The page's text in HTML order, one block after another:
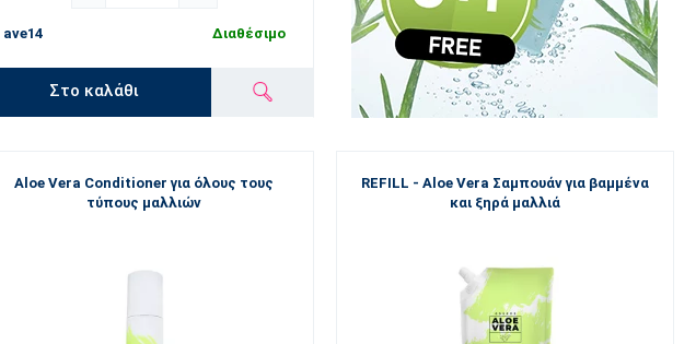
ave14 Διαθέσιμο
Στο καλάθι
Aloe Vera Conditioner για όλους τους
τύπους μαλλιών
REFILL - Aloe Vera Σαμπουάν για βαμμένα
και ξηρά μαλλιά